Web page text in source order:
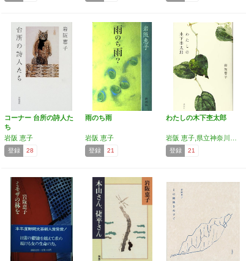
コーナー 台所の詩人た
ち
岩阪 恵子
登録 28
雨のち雨
岩阪 恵子
登録 21
わたしの木下杢太郎
登録 21